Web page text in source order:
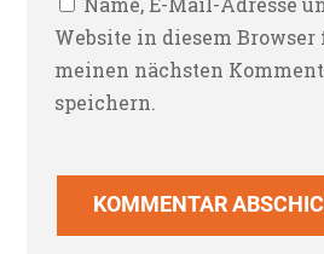
Website in diesem Browser
meinen nächsten
speichern.
KOMMENTAR